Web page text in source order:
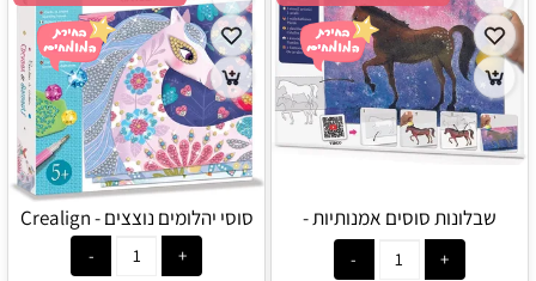
שבלונות סוסים אמנותיות -
Crealign
סוסי יהלומים נוצצים - Crealign